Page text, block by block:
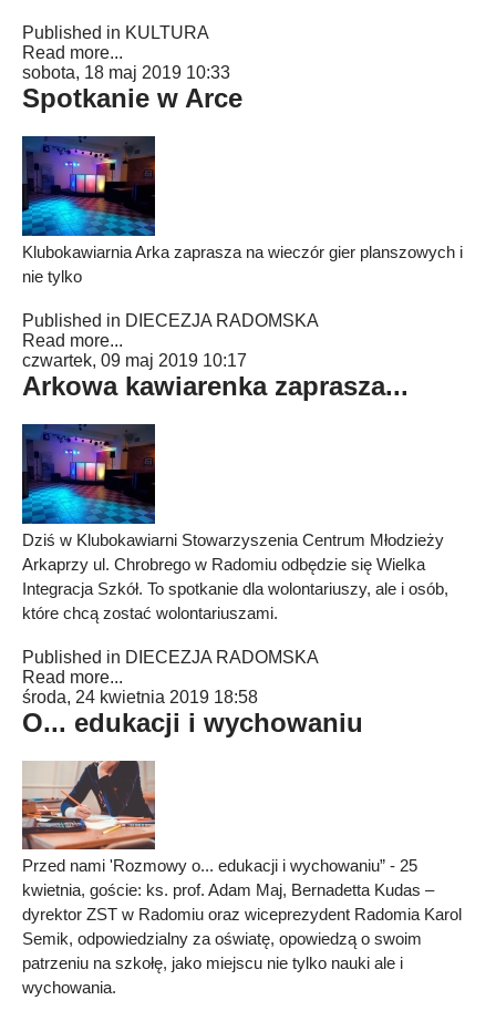
Published in KULTURA
Read more...
sobota, 18 maj 2019 10:33
Spotkanie w Arce
Klubokawiarnia Arka zaprasza na wieczór gier planszowych i
nie tylko
Published in DIECEZJA RADOMSKA
Read more...
czwartek, 09 maj 2019 10:17
Arkowa kawiarenka zaprasza...
Dziś w Klubokawiarni Stowarzyszenia Centrum Młodzieży
Arkaprzy ul. Chrobrego w Radomiu odbędzie się Wielka
Integracja Szkół. To spotkanie dla wolontariuszy, ale i osób,
które chcą zostać wolontariuszami.
Published in DIECEZJA RADOMSKA
Read more...
środa, 24 kwietnia 2019 18:58
O... edukacji i wychowaniu
Przed nami 'Rozmowy o... edukacji i wychowaniu” - 25
kwietnia, goście: ks. prof. Adam Maj, Bernadetta Kudas –
dyrektor ZST w Radomiu oraz wiceprezydent Radomia Karol
Semik, odpowiedzialny za oświatę, opowiedzą o swoim
patrzeniu na szkołę, jako miejscu nie tylko nauki ale i
wychowania.